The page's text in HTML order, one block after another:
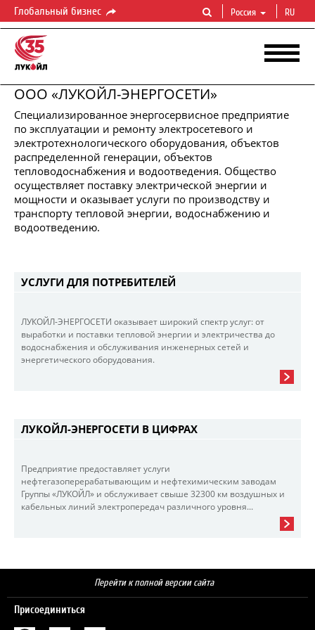
Глобальный бизнес Россия RU
ООО «ЛУКОЙЛ-ЭНЕРГОСЕТИ»
​Специализированное энергосервисное предприятие
по эксплуатации и ремонту электросетевого и
электротехнологического оборудования, объектов
распределенной генерации, объектов
тепловодоснабжения и водоотведения. Общество
осуществляет поставку электрической энергии и
мощности и оказывает услуги по производству и
транспорту тепловой энергии, водоснабжению и
водоотведению.
ЛУКОЙЛ-ЭНЕРГОСЕТИ
Надежное энергообеспечение
УСЛУГИ ДЛЯ ПОТРЕБИТЕЛЕЙ
ЛУКОЙЛ-ЭНЕРГОСЕТИ оказывает широкий спектр услуг: от
выработки и поставки тепловой энергии и электричества до
водоснабжения и обслуживания инженерных сетей и
энергетического оборудования.
ЛУКОЙЛ-ЭНЕРГОСЕТИ В ЦИФРАХ
Предприятие предоставляет услуги
нефтегазоперерабатывающим и нефтехимическим заводам
Группы «ЛУКОЙЛ» и обслуживает свыше 32300 км воздушных и
кабельных линий электропередач различного уровня...
Перейти к полной версии сайта
Присоединиться